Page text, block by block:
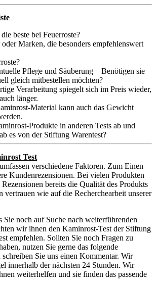
beste bei Feuerroste?
Marken, die besonders empfehlenswert
Pflege und Säuberung – Benötigen sie
gleich mitbestellen möchten?
Verarbeitung spiegelt sich im Preis wieder,
länger.
Material kann auch das Gewicht
Produkte in anderen Tests ab und
es von der Stiftung Warentest?
Test
verschiedene Faktoren. Zum Einen
Kundenrezensionen. Bei vielen Produkten
bereits die Qualität des Produkts
vertrauen wie auf die Recherchearbeit unserer
noch auf Suche nach weiterführenden
wir ihnen den Kaminrost-Test der Stiftung
empfehlen. Sollten Sie noch Fragen zu
nutzen Sie gerne das folgende
Sie uns einen Kommentar. Wir
innerhalb der nächsten 24 Stunden. Wir
weiterhelfen und sie finden das passende